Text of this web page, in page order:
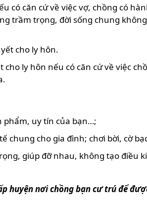
có căn cứ về việc vợ, chồng có
trầm trọng, đời sống chung
cho ly hôn.
ly hôn nếu có căn cứ về việc
phẩm, uy tín của bạn…;
chung cho gia đình; chơi bời, cờ
giúp đỡ nhau, không tạo điều
huyện nơi chồng bạn cư trú để